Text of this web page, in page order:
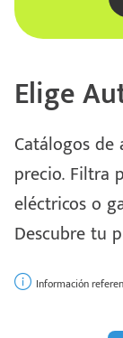
Escríbenos
Código
Ingresar
Elige
Catálogos
precio. Filtra
eléctricos o
Descubre tu
Información